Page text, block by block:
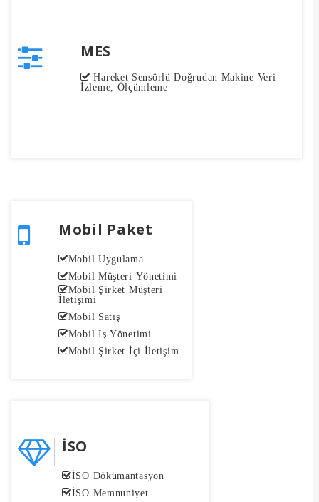
MES
Hareket Sensörlü Doğrudan Makine Veri
İzleme, Ölçümleme
Mobil Paket
Mobil Uygulama
Mobil Müşteri Yönetimi
Mobil Şirket Müşteri
İletişimi
Mobil Satış
Mobil İş Yönetimi
Mobil Şirket İçi İletişim
İSO
İSO Dökümantasyon
İSO Memnuniyet